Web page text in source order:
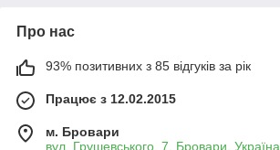
Про нас
93% позитивних з 85 відгуків за рік
Працює з 12.02.2015
м. Бровари
вул. Грушевського, 7, Бровари, Україна